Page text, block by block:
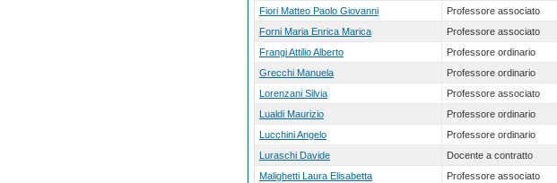
Fiori Matteo Paolo Giovanni
Professore associato
Forni Maria Enrica Marica
Professore associato
Frangi Attilio Alberto
Professore ordinario
Grecchi Manuela
Professore ordinario
Lorenzani Silvia
Professore associato
Lualdi Maurizio
Professore ordinario
Lucchini Angelo
Professore ordinario
Luraschi Davide
Docente a contratto
Malighetti Laura Elisabetta
Professore associato